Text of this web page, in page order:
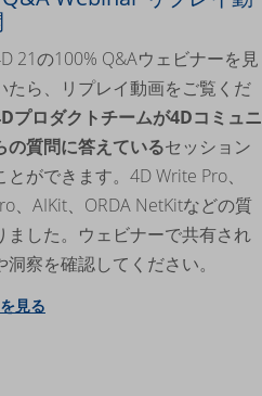
21の100% Q&Aウェビナーを見
たら、リプレイ動画をご覧くだ
プロダクトチームが4Dコミュニ
の質問に答えているセッション
とができます。4D Write Pro、
、AIKit、ORDA NetKitなどの質
ました。ウェビナーで共有され
洞察を確認してください。
見る